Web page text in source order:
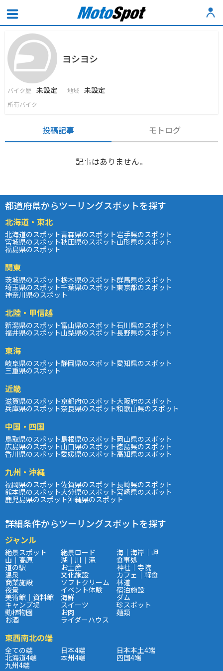
ヨシヨシ
バイク歴 未設定 地域 未設定
所有バイク
投稿記事 モトログ
記事はありません。
都道府県からツーリングスポットを探す
北海道・東北
北海道のスポット青森県のスポット岩手県のスポット
宮城県のスポット秋田県のスポット山形県のスポット
福島県のスポット
関東
茨城県のスポット栃木県のスポット群馬県のスポット
埼玉県のスポット千葉県のスポット東京都のスポット
神奈川県のスポット
北陸・甲信越
新潟県のスポット富山県のスポット石川県のスポット
福井県のスポット山梨県のスポット長野県のスポット
東海
岐阜県のスポット静岡県のスポット愛知県のスポット
三重県のスポット
近畿
滋賀県のスポット京都府のスポット大阪府のスポット
兵庫県のスポット奈良県のスポット和歌山県のスポット
中国・四国
鳥取県のスポット島根県のスポット岡山県のスポット
広島県のスポット山口県のスポット徳島県のスポット
香川県のスポット愛媛県のスポット高知県のスポット
九州・沖縄
福岡県のスポット佐賀県のスポット長崎県のスポット
熊本県のスポット大分県のスポット宮崎県のスポット
鹿児島県のスポット沖縄県のスポット
詳細条件からツーリングスポットを探す
ジャンル
絶景スポット 絶景ロード 海｜海岸｜岬
山｜高原 湖｜川｜滝 食事処
道の駅 お土産 神社｜寺院
温泉 文化施設 カフェ｜軽食
商業施設 ソフトクリーム 林道
夜景 イベント体験 宿泊施設
美術館｜資料館 海鮮 ダム
キャンプ場 スイーツ 珍スポット
動植物園 お肉 麺類
お酒 ライダーハウス
東西南北の端
全ての端 日本4端 日本本土4端
北海道4端 本州4端 四国4端
九州4端